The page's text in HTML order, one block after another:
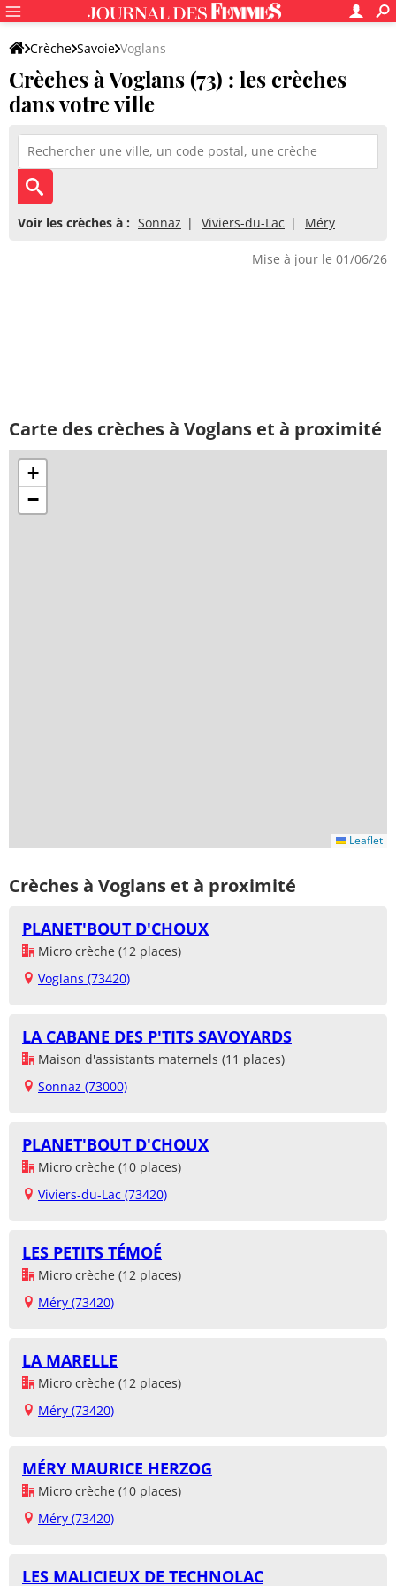
Crèche Savoie Voglans
Crèches à Voglans (73) : les crèches
dans votre ville
Voir les crèches à : Sonnaz Viviers-du-Lac Méry
Mise à jour le 01/06/26
Carte des crèches à Voglans et à proximité
+
−
Leaflet
Crèches à Voglans et à proximité
PLANET'BOUT D'CHOUX
Micro crèche (12 places)
Voglans (73420)
LA CABANE DES P'TITS SAVOYARDS
Maison d'assistants maternels (11 places)
Sonnaz (73000)
PLANET'BOUT D'CHOUX
Micro crèche (10 places)
Viviers-du-Lac (73420)
LES PETITS TÉMOÉ
Micro crèche (12 places)
Méry (73420)
LA MARELLE
Micro crèche (12 places)
Méry (73420)
MÉRY MAURICE HERZOG
Micro crèche (10 places)
Méry (73420)
LES MALICIEUX DE TECHNOLAC